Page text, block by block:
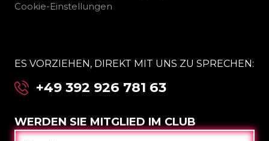
Cookie-Einstellungen
ES VORZIEHEN, DIREKT MIT UNS ZU SPRECHEN:
+49 392 926 781 63
WERDEN SIE MITGLIED IM CLUB
E-